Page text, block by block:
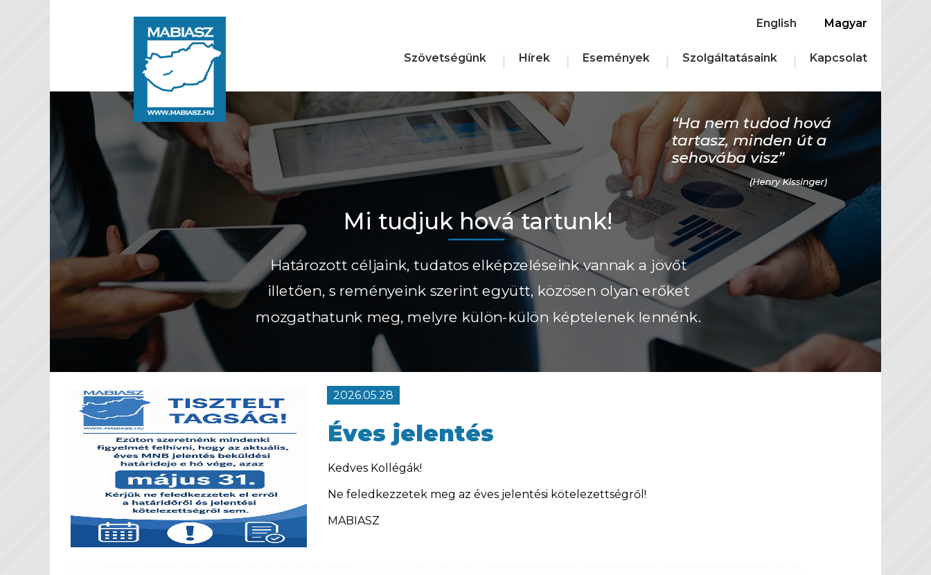
English Magyar
Szövetségünk Hírek Események Szolgáltatásaink Kapcsolat
Mi tudjuk hová tartunk!
Határozott céljaink, tudatos elképzeléseink vannak a jövőt
illetően, s reményeink szerint együtt, közösen olyan erőket
mozgathatunk meg, melyre külön-külön képtelenek lennénk.
2026.05.28
Éves jelentés
Kedves Kollégák!
Ne feledkezzetek meg az éves jelentési kötelezettségről!
MABIASZ